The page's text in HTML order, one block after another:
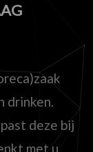
drinken.
deze bij
met u